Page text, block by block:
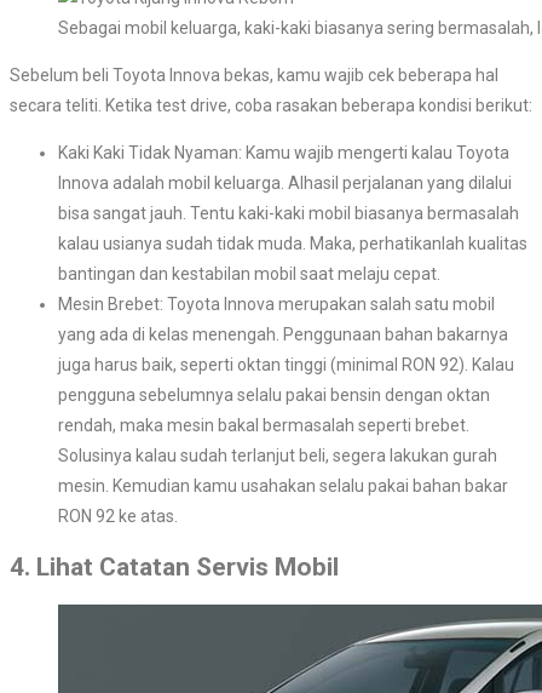
Sebagai mobil keluarga, kaki-kaki biasanya sering
Sebelum beli Toyota Innova bekas, kamu wajib cek beberapa hal
secara teliti. Ketika test drive, coba rasakan beberapa kondisi berikut:
Kaki Kaki Tidak Nyaman: Kamu wajib mengerti kalau Toyota
Innova adalah mobil keluarga. Alhasil perjalanan yang dilalui
bisa sangat jauh. Tentu kaki-kaki mobil biasanya bermasalah
kalau usianya sudah tidak muda. Maka, perhatikanlah kualitas
bantingan dan kestabilan mobil saat melaju cepat.
Mesin Brebet: Toyota Innova merupakan salah satu mobil
yang ada di kelas menengah. Penggunaan bahan bakarnya
juga harus baik, seperti oktan tinggi (minimal RON 92). Kalau
pengguna sebelumnya selalu pakai bensin dengan oktan
rendah, maka mesin bakal bermasalah seperti brebet.
Solusinya kalau sudah terlanjut beli, segera lakukan gurah
mesin. Kemudian kamu usahakan selalu pakai bahan bakar
RON 92 ke atas.
4. Lihat Catatan Servis Mobil